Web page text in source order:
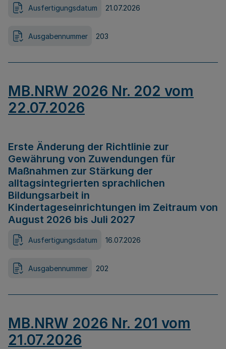
Ausfertigungsdatum 21.07.2026
Ausgabennummer 203
MB.NRW 2026 Nr. 202 vom
22.07.2026
Erste Änderung der Richtlinie zur
Gewährung von Zuwendungen für
Maßnahmen zur Stärkung der
alltagsintegrierten sprachlichen
Bildungsarbeit in
Kindertageseinrichtungen im Zeitraum von
August 2026 bis Juli 2027
Ausfertigungsdatum 16.07.2026
Ausgabennummer 202
MB.NRW 2026 Nr. 201 vom
21.07.2026